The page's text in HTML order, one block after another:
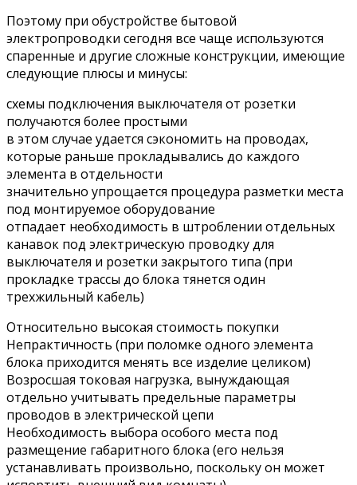
Поэтому при обустройстве бытовой
электропроводки сегодня все чаще используются
спаренные и другие сложные конструкции, имеющие
следующие плюсы и минусы:
схемы подключения выключателя от розетки
получаются более простыми
в этом случае удается сэкономить на проводах,
которые раньше прокладывались до каждого
элемента в отдельности
значительно упрощается процедура разметки места
под монтируемое оборудование
отпадает необходимость в штроблении отдельных
канавок под электрическую проводку для
выключателя и розетки закрытого типа (при
прокладке трассы до блока тянется один
трехжильный кабель)
Относительно высокая стоимость покупки
Непрактичность (при поломке одного элемента
блока приходится менять все изделие целиком)
Возросшая токовая нагрузка, вынуждающая
отдельно учитывать предельные параметры
проводов в электрической цепи
Необходимость выбора особого места под
размещение габаритного блока (его нельзя
устанавливать произвольно, поскольку он может